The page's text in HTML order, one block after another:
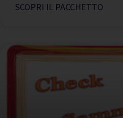
SCOPRI IL PACCHETTO